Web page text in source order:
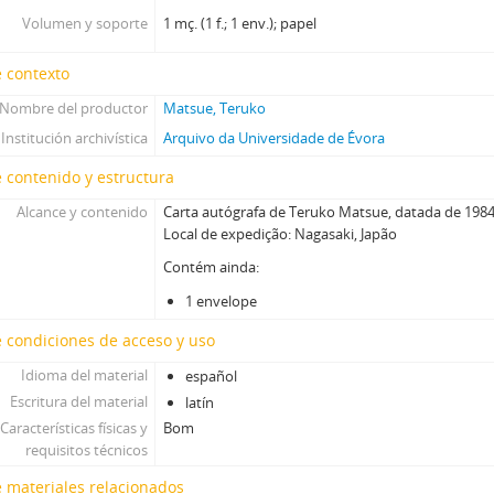
Volumen y soporte
1 mç. (1 f.; 1 env.); papel
contexto
del productor
Matsue, Teruko
Institución archivística
Arquivo da Universidade de Évora
contenido y estructura
Alcance y contenido
Carta autógrafa de Teruko Matsue, datada de
Local de expedição: Nagasaki, Japão
Contém ainda:
1 envelope
condiciones de acceso y uso
Idioma del material
español
Escritura del material
latín
Características físicas y
requisitos técnicos
Bom
materiales relacionados